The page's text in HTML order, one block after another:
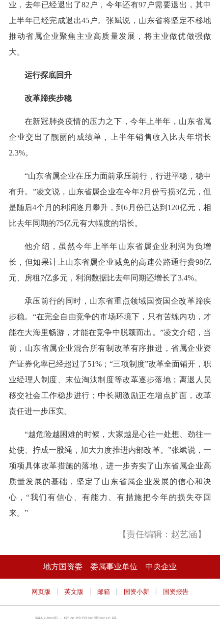
业，去年已经退出了82户，今年还有97户需要退出，其中
上半年已经完成退出45户。张斌说，山东省将坚定不移地
推动省属企业聚焦主业高质量发展，将主业做优做强做
大。
运行探底回升
改革蹄疾步稳
在新冠肺炎疫情的压力之下，今年上半年，山东省属
企业交出了靓丽的成绩单，上半年销售收入比去年增长
2.3%。
“山东省属企业在压力面前承压前行，行进平稳，稳中
有升。”凌文说，山东省属企业在今年2月份亏损3亿元，但
是随后4个月的利润逐月攀升，到6月份已达到120亿元，相
比去年同期的75亿元有大幅度的增长。
他介绍，虽然今年上半年山东省属企业利润为负增
长，但如果计上山东省属企业减免的高速公路通行费98亿
元、房租7亿多元，利润数据比去年同期还增长了3.4%。
承压前行的同时，山东省重点领域国资国企改革蹄疾
步稳。“在完全自由竞争的市场环境下，只有苦练内功，才
能在大海里畅游，才能在竞争中脱颖而出。”凌文介绍，当
前，山东省属企业混合所有制改革有序推进，省属企业资
产证券化率已经超过了51%；“三项制度”改革全面铺开，职
业经理人制度、末位淘汰制度等改革逐步落地；离退人员
移交社会工作稳步进行；中长期激励正在增点扩面，改革
责任进一步压实。
“越危险越困难的时候，大家越是心往一处想、劲往一
处使、拧成一股绳，加大力度推进内部改革。”张斌说，一
项项具体改革措施的落地，进一步夯实了山东省属企业高
质量发展的基础，坚定了山东省属企业发展的信心和决
心，“我们有信心、有能力、有措施把今年的损失夺回
来。”
【责任编辑：赵艺涵】
地方国资委 委属事业单位 中央企业
网页版 | 英文版 | 邮箱 | 国资小新 | 国资报告